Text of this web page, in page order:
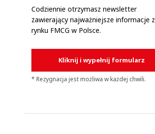
Codziennie otrzymasz newsletter
zawierający najważniejsze informacje z
rynku FMCG w Polsce.
Kliknij i wypełnij formularz
* Rezygnacja jest możliwa w każdej chwili.